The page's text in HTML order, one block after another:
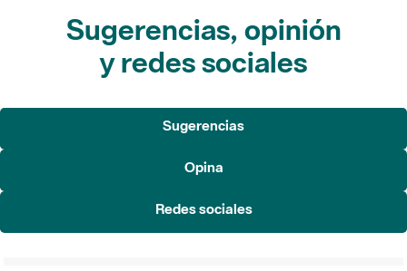
Sugerencias, opinión
y redes sociales
Sugerencias
Opina
Redes sociales